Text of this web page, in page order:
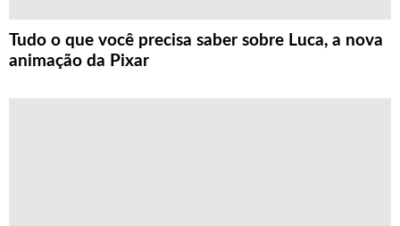
Tudo o que você precisa saber sobre Luca, a nova
animação da Pixar